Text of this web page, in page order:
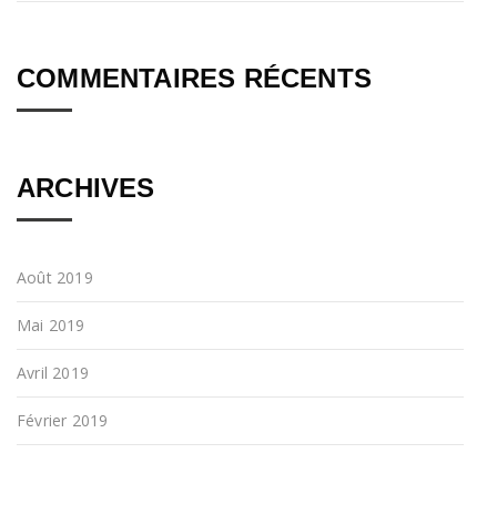
COMMENTAIRES RÉCENTS
ARCHIVES
Août 2019
Mai 2019
Avril 2019
Février 2019